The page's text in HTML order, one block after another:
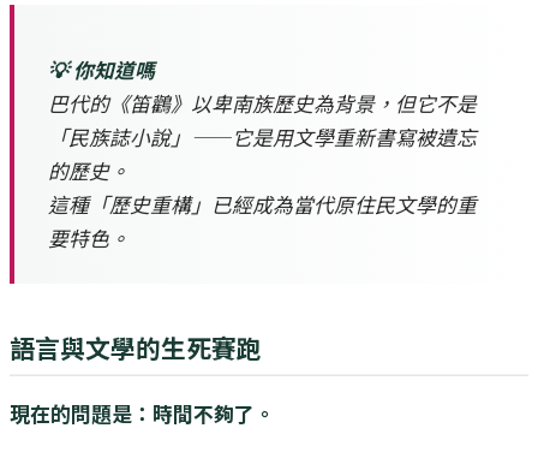
💡 你知道嗎
巴代的《笛鸛》以卑南族歷史為背景，但它不是
「民族誌小說」——它是用文學重新書寫被遺忘
的歷史。
這種「歷史重構」已經成為當代原住民文學的重
要特色。
語言與文學的生死賽跑
現在的問題是：時間不夠了。